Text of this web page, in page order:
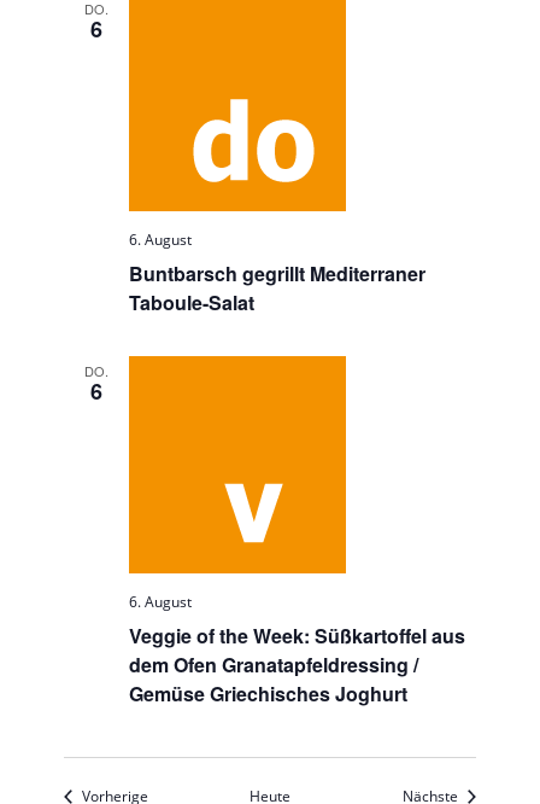
DO.
6
Buntbarsch gegrillt Mediterraner
Taboule-Salat
6. August
DO.
6
Veggie of the Week: Süßkartoffel aus
dem Ofen Granatapfeldressing /
Gemüse Griechisches Joghurt
6. August
Vorherige VeranstaltungenHeute Nächste